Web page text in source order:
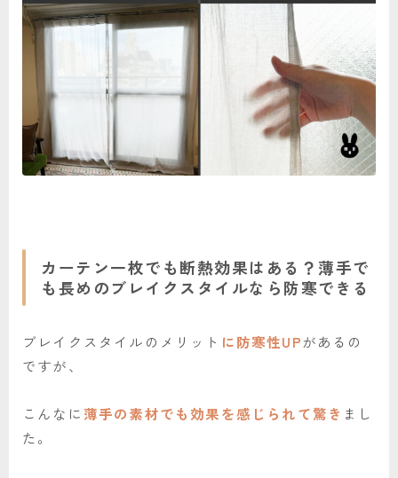
カーテン一枚でも断熱効果はある？薄手で
も長めのブレイクスタイルなら防寒できる
ブレイクスタイルのメリット に防寒性UPがあるの
ですが、
こんなに 薄手の素材でも効果を感じられて驚き まし
た。